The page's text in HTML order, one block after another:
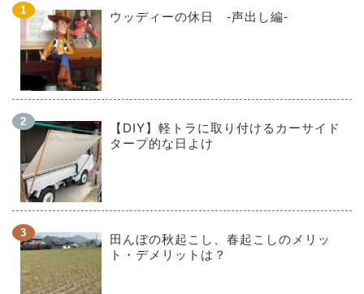
ウッディーの休日 -声出し編-
【DIY】軽トラに取り付けるカーサイド
タープ的な日よけ
田んぼの秋起こし、春起こしのメリッ
ト・デメリットは？